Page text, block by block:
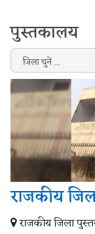
पुस्तकालय
राजकीय
राजकीय जिला